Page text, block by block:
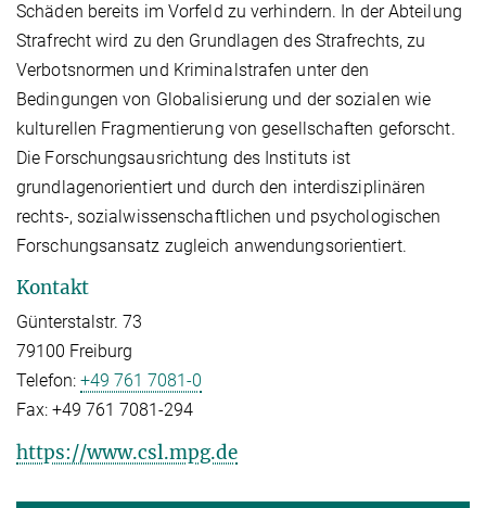
Schäden bereits im Vorfeld zu verhindern. In der Abteilung
Strafrecht wird zu den Grundlagen des Strafrechts, zu
Verbotsnormen und Kriminalstrafen unter den
Bedingungen von Globalisierung und der sozialen wie
kulturellen Fragmentierung von gesellschaften geforscht.
Die Forschungsausrichtung des Instituts ist
grundlagenorientiert und durch den interdisziplinären
rechts-, sozialwissenschaftlichen und psychologischen
Forschungsansatz zugleich anwendungsorientiert.
Kontakt
Günterstalstr. 73
79100 Freiburg
Telefon: +49 761 7081-0
Fax: +49 761 7081-294
https://www.csl.mpg.de